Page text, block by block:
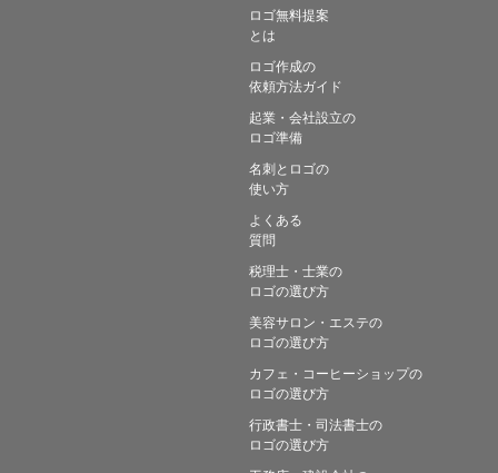
ロゴ無料提案
とは
ロゴ作成の
依頼方法ガイド
起業・会社設立の
ロゴ準備
名刺とロゴの
使い方
よくある
質問
税理士・士業の
ロゴの選び方
美容サロン・エステの
ロゴの選び方
カフェ・コーヒーショップの
ロゴの選び方
行政書士・司法書士の
ロゴの選び方